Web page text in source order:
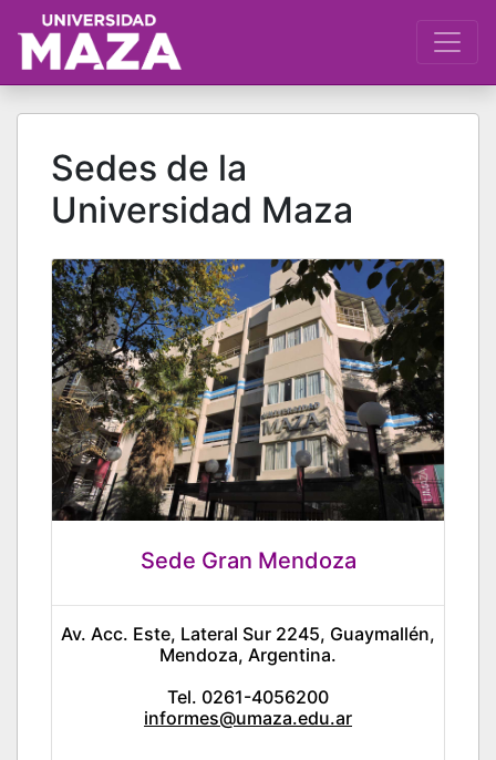
Sedes de la
Universidad Maza
Sede Gran Mendoza
Av. Acc. Este, Lateral Sur 2245, Guaymallén,
Mendoza, Argentina.
Tel. 0261-4056200
informes@umaza.edu.ar